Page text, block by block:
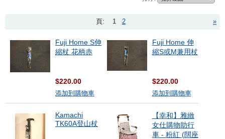
»
頁: 1 2
Fuji Home S伸
縮杖 花柄赤
$220.00
添加到購物車
Fuji Home 伸
縮S或M兼用杖
$220.00
添加到購物車
Kamachi
TK60A登山杖
【幸和】雅緻
女仕購物助行
車 - 粉紅 (闊座